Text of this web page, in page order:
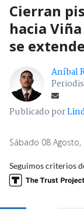
Cierran
hacia
se
Aníbal
Publicado por
Sábado 08
Seguimos criterios